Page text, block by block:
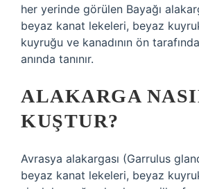
her yerinde görülen Bayağı
beyaz kanat lekeleri, beyaz
kuyruğu ve kanadının ön
anında tanınır.
ALAKARGA
KUŞTUR?
Avrasya alakargası (Garrulus
beyaz kanat lekeleri, beyaz